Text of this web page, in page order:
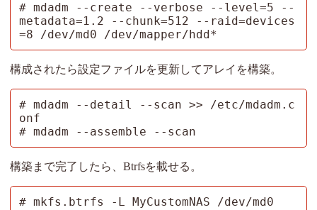
# mdadm --create --verbose --level=5 --
metadata=1.2 --chunk=512 --raid=devices
=8 /dev/md0 /dev/mapper/hdd*
構成されたら設定ファイルを更新してアレイを構築。
# mdadm --detail --scan >> /etc/mdadm.c
onf
# mdadm --assemble --scan
構築まで完了したら、Btrfsを載せる。
# mkfs.btrfs -L MyCustomNAS /dev/md0